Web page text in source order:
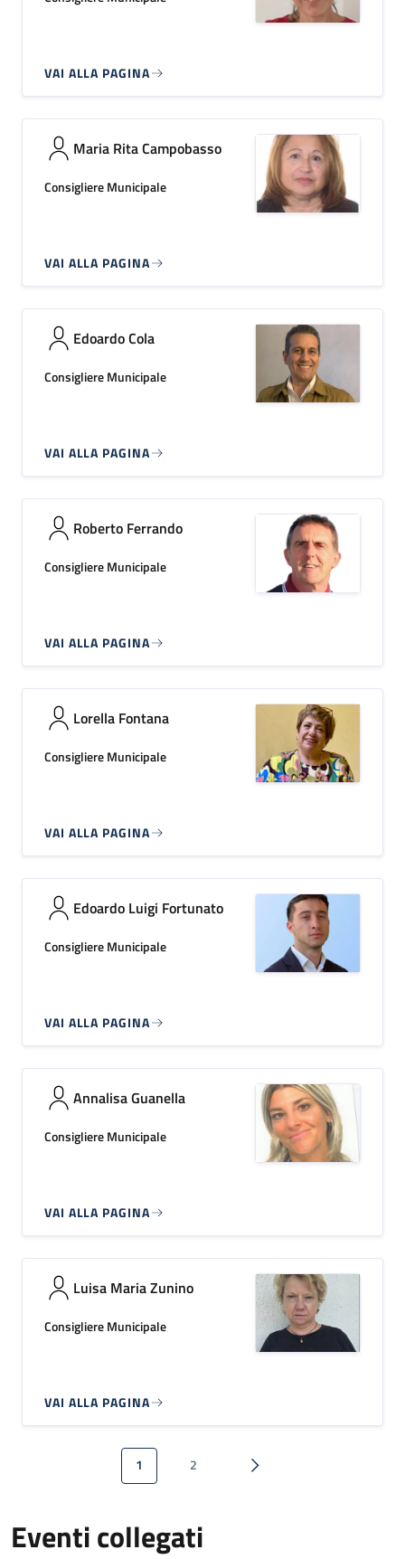
VAI ALLA PAGINA
Maria Rita Campobasso
Consigliere Municipale
VAI ALLA PAGINA
Edoardo Cola
Consigliere Municipale
VAI ALLA PAGINA
Roberto Ferrando
Consigliere Municipale
VAI ALLA PAGINA
Lorella Fontana
Consigliere Municipale
VAI ALLA PAGINA
Edoardo Luigi Fortunato
Consigliere Municipale
VAI ALLA PAGINA
Annalisa Guanella
Consigliere Municipale
VAI ALLA PAGINA
Luisa Maria Zunino
Consigliere Municipale
VAI ALLA PAGINA
Paginazione
Pagina attuale
1 Pagina
2 Pagina successiva
Eventi collegati